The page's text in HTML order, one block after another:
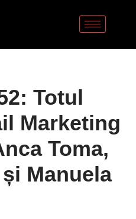
Totul
Marketing
Toma,
Manuela